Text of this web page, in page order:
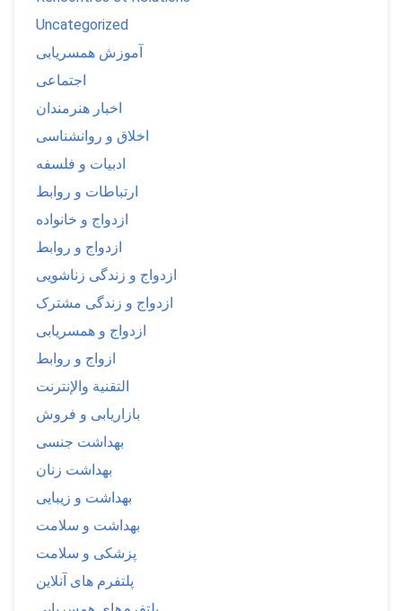
Uncategorized
آموزش همسریابی
اجتماعی
اخبار هنرمندان
اخلاق و روانشناسی
ادبیات و فلسفه
ارتباطات و روابط
ازدواج و خانواده
ازدواج و روابط
ازدواج و زندگی زناشویی
ازدواج و زندگی مشترک
ازدواج و همسریابی
ازواج و روابط
التقنية والإنترنت
بازاریابی و فروش
بهداشت جنسی
بهداشت زنان
بهداشت و زیبایی
بهداشت و سلامت
پزشکی و سلامت
پلتفرم های آنلاین